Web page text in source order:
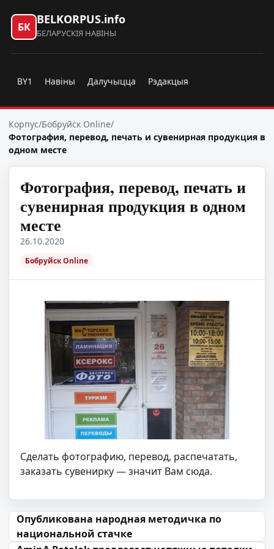
БК
BELKORPUS.info
БЕЛАРУСКІЯ НАВІНЫ
BY1 Навіны Далучыцца Рэдакцыя
Корпус/Бобруйск Online/
Фотография, перевод, печать и сувенирная продукция в
одном месте
Фотография, перевод, печать и
сувенирная продукция в одном
месте
26.10.2020
Бобруйск Online
Сделать фотографию, перевод, распечатать,
заказать сувенирку — значит Вам сюда.
Навігацыя па запісах
Опубликована народная методичка по
национальной стачке